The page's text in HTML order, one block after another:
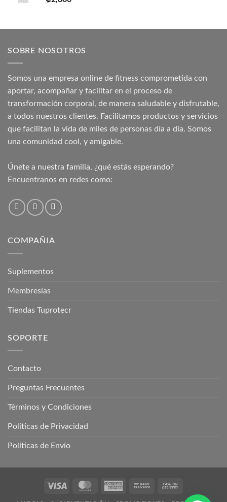
SOBRE NOSOTROS
Somos una empresa online de fitness comprometida con
aportar, acompañar y facilitar en el proceso de
transformación corporal, de manera saludable y disfrutable,
a todos nuestros clientes. Facilitamos productos y servicios
que facilitan la vida de miles de personas día a día. Somos
una comunidad cool, y amigable.
Únete a nuestra familia, ¿qué estás esperando?
Encuentranos en redes como:
COMPAÑIA
Suplementos
Membresías
Tiendas Tuprotecr
SOPORTE
Contacto
Preguntas Frecuentes
Términos y Condiciones
Políticas de Privacidad
Políticas de Envío
Visa MasterCardAmerican
Bank
On